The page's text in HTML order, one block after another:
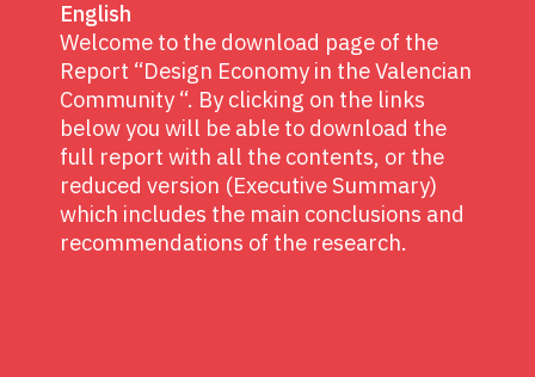
English
Welcome to the download page of the
Report “Design Economy in the Valencian
Community “. By clicking on the links
below you will be able to download the
full report with all the contents, or the
reduced version (Executive Summary)
which includes the main conclusions and
recommendations of the research.